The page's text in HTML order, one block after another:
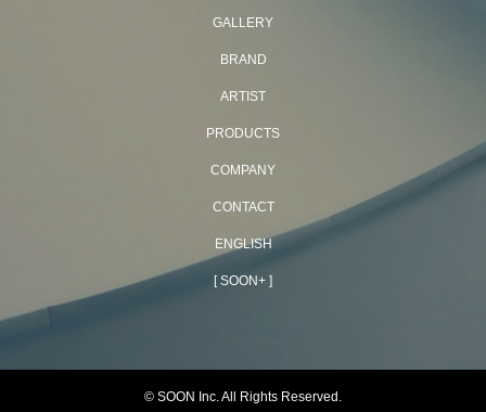
GALLERY
BRAND
ARTIST
PRODUCTS
COMPANY
CONTACT
ENGLISH
[ SOON+ ]
© SOON Inc. All Rights Reserved.